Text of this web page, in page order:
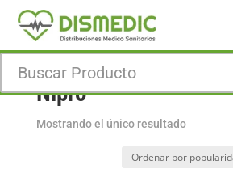
Inicio/Marcas/Nipro
Nipro
Mostrando el único resultado